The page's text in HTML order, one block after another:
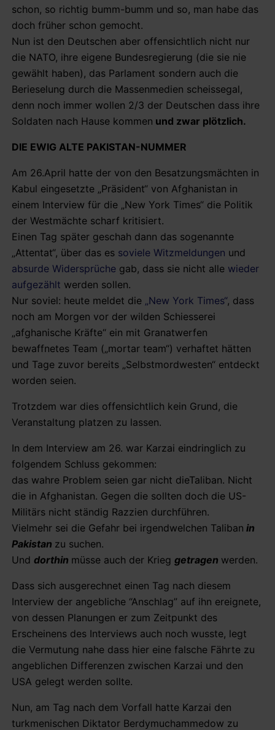
schon, so richtig bumm-bumm und so, man habe das
doch früher schon gemocht.
Nun ist den Deutschen aber offensichtlich nicht nur
die NATO, ihre eigene Bundesregierung (die sie nie
gewählt haben), das Parlament sondern auch die
Berieselung durch die Massenmedien scheissegal,
denn noch immer wollen 2/3 der Deutschen dass ihre
Soldaten nach Hause kommen und zwar plötzlich.
DIE EWIG ALTE PAKISTAN-NUMMER
Am 26.April hatte der von den Besatzungsmächten in
Kabul eingesetzte „Präsident“ von Afghanistan in
einem Interview für die „New York Times“ die Politik
der Westmächte scharf kritisiert.
Einen Tag später geschah dann das sogenannte
„Attentat“, über das es soviele Witzmeldungen und
absurde Widersprüche gab, dass sie nicht alle wieder
aufgezählt werden sollen.
Nur soviel: heute meldet die „New York Times“, dass
noch am Morgen vor der wilden Schiesserei
„afghanische Kräfte“ ein mit Granatwerfen
bewaffnetes Team („mortar team“) verhaftet hätten
und Tage zuvor bereits „Selbstmordwesten“ entdeckt
worden seien.
Trotzdem war dies offensichtlich kein Grund, die
Veranstaltung platzen zu lassen.
In dem Interview am 26. war Karzai eindringlich zu
folgendem Schluss gekommen:
das wahre Problem seien gar nicht dieTaliban. Nicht
die in Afghanistan. Gegen die sollten doch die US-
Militärs nicht ständig Razzien durchführen.
Vielmehr sei die Gefahr bei irgendwelchen Taliban in
Pakistan zu suchen.
Und dorthin müsse auch der Krieg getragen werden.
Dass sich ausgerechnet einen Tag nach diesem
Interview der angebliche “Anschlag” auf ihn ereignete,
von dessen Planungen er zum Zeitpunkt des
Erscheinens des Interviews auch noch wusste, legt
die Vermutung nahe dass hier eine falsche Fährte zu
angeblichen Differenzen zwischen Karzai und den
USA gelegt werden sollte.
Nun, am Tag nach dem Vorfall hatte Karzai den
turkmenischen Diktator Berdymuchammedow zu